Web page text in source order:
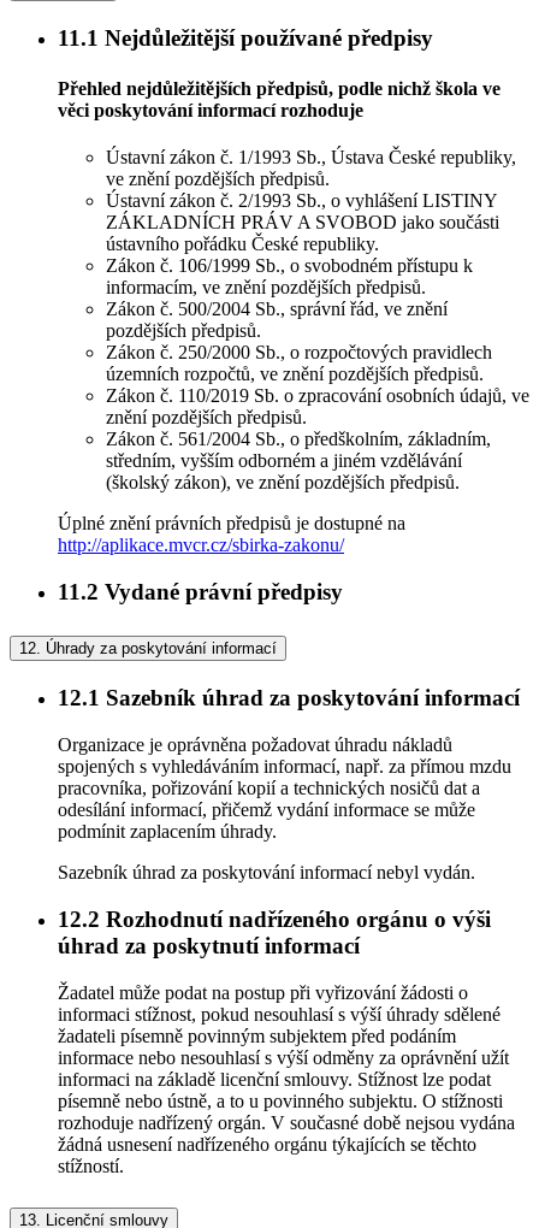
11.1 Nejdůležitější používané předpisy
Přehled nejdůležitějších předpisů, podle nichž škola ve
věci poskytování informací rozhoduje
Ústavní zákon č. 1/1993 Sb., Ústava České republiky,
ve znění pozdějších předpisů.
Ústavní zákon č. 2/1993 Sb., o vyhlášení LISTINY
ZÁKLADNÍCH PRÁV A SVOBOD jako součásti
ústavního pořádku České republiky.
Zákon č. 106/1999 Sb., o svobodném přístupu k
informacím, ve znění pozdějších předpisů.
Zákon č. 500/2004 Sb., správní řád, ve znění
pozdějších předpisů.
Zákon č. 250/2000 Sb., o rozpočtových pravidlech
územních rozpočtů, ve znění pozdějších předpisů.
Zákon č. 110/2019 Sb. o zpracování osobních údajů, ve
znění pozdějších předpisů.
Zákon č. 561/2004 Sb., o předškolním, základním,
středním, vyšším odborném a jiném vzdělávání
(školský zákon), ve znění pozdějších předpisů.
Úplné znění právních předpisů je dostupné na
http://aplikace.mvcr.cz/sbirka-zakonu/
11.2 Vydané právní předpisy
12. Úhrady za poskytování informací
12.1 Sazebník úhrad za poskytování informací
Organizace je oprávněna požadovat úhradu nákladů
spojených s vyhledáváním informací, např. za přímou mzdu
pracovníka, pořizování kopií a technických nosičů dat a
odesílání informací, přičemž vydání informace se může
podmínit zaplacením úhrady.
Sazebník úhrad za poskytování informací nebyl vydán.
12.2 Rozhodnutí nadřízeného orgánu o výši
úhrad za poskytnutí informací
Žadatel může podat na postup při vyřizování žádosti o
informaci stížnost, pokud nesouhlasí s výší úhrady sdělené
žadateli písemně povinným subjektem před podáním
informace nebo nesouhlasí s výší odměny za oprávnění užít
informaci na základě licenční smlouvy. Stížnost lze podat
písemně nebo ústně, a to u povinného subjektu. O stížnosti
rozhoduje nadřízený orgán. V současné době nejsou vydána
žádná usnesení nadřízeného orgánu týkajících se těchto
stížností.
13. Licenční smlouvy